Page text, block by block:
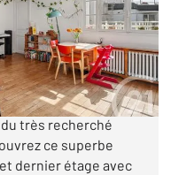
ce bien est
très recherché
ce superbe
dernier étage avec